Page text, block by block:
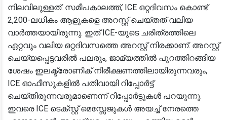
നിലവിലുള്ളത്. സമീപകാലത്ത്, ICE ഒറ്റദിവസം കൊണ്ട്
2,200-ലധികം ആളുകളെ അറസ്റ്റ് ചെയ്തത് വലിയ
വാർത്തയായിരുന്നു. ഇത് ICE-യുടെ ചരിത്രത്തിലെ
ഏറ്റവും വലിയ ഒറ്റദിവസത്തെ അറസ്റ്റ് നിരക്കാണ്. അറസ്റ്റ്
ചെയ്യപ്പെട്ടവരിൽ പലരും, ജാമ്യത്തിൽ പുറത്തിറങ്ങിയ
ശേഷം ഇലക്ട്രോണിക് നിരീക്ഷണത്തിലായിരുന്നവരും,
ICE ഓഫീസുകളിൽ പതിവായി റിപ്പോർട്ട്
ചെയ്തിരുന്നവരുമാണെന്ന് റിപ്പോർട്ടുകൾ പറയുന്നു.
ഇവരെ ICE ടെക്സ്റ്റ് മെസ്സേജുകൾ അയച്ച് നേരത്തെ